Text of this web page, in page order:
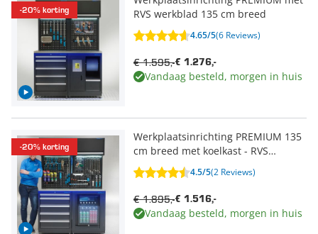
-20% korting
RVS werkblad 135 cm breed
4.65/5(6 Reviews)
€ 1.276,-
€ 1.595,-
Vandaag besteld, morgen in huis
-20% korting
Werkplaatsinrichting PREMIUM 135
cm breed met koelkast - RVS
werkblad
4.5/5(2 Reviews)
€ 1.516,-
€ 1.895,-
Vandaag besteld, morgen in huis